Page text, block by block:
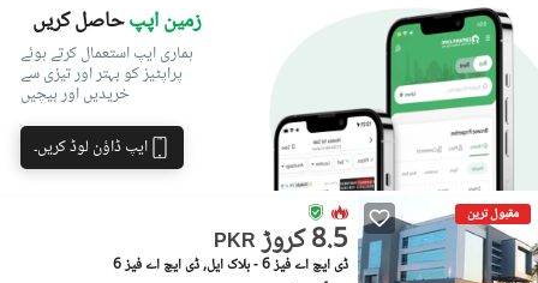
زمین اپپحاصل کریں
ہماری ایپ استعمال کرتے ہوئے
پراپٹیز کو بہتر اور تیزی سے
خریدیں اور بیچیں
ایپ ڈاؤن لوڈ کریں۔
مقبول ترین
PKR 8.5 کروڑ
ڈی ایچ اے فیز 6 - بلاک ایل, ڈی ایچ اے فیز 6